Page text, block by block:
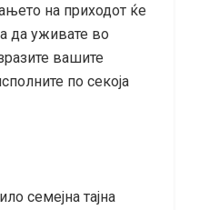
на приходот ќе
да уживате во
вашите
по секоја
семејна тајна